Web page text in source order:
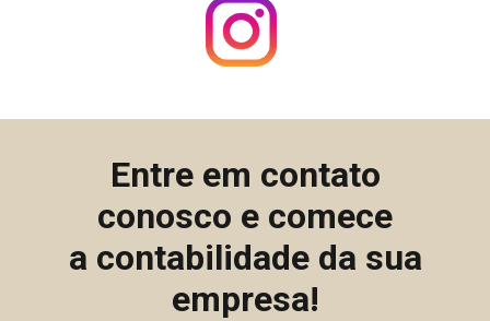
Entre em contato
conosco e comece
a contabilidade da sua
empresa!